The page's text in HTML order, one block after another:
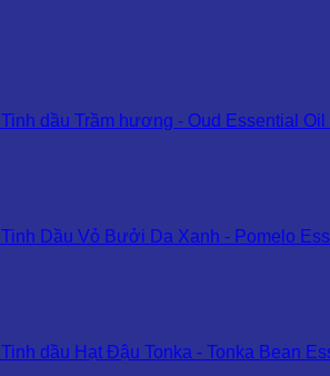
Tinh dầu Trầm hương - Oud Essential Oil
Tinh Dầu Vỏ Bưởi Da Xanh - Pomelo
Tinh dầu Hạt Đậu Tonka - Tonka Bean